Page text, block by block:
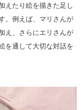
えたり絵を描きた足し
。例えば、マリさんが
え、さらにエリさんが
を通して大切な対話を